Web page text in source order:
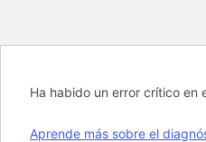
Ha habido un error crítico en
Aprende más sobre el